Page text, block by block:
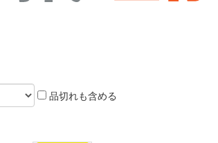
品切れも含める